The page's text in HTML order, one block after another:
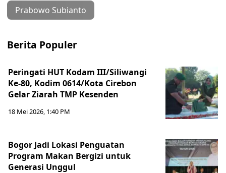
Prabowo Subianto
Berita Populer
Peringati HUT Kodam III/Siliwangi
Ke-80, Kodim 0614/Kota Cirebon
Gelar Ziarah TMP Kesenden
18 Mei 2026, 1:40 PM
Bogor Jadi Lokasi Penguatan
Program Makan Bergizi untuk
Generasi Unggul